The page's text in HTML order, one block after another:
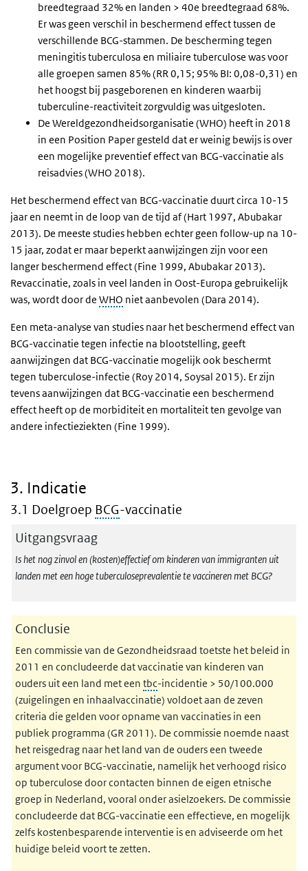
breedtegraad 32% en landen > 40e breedtegraad 68%.
Er was geen verschil in beschermend effect tussen de
verschillende BCG-stammen. De bescherming tegen
meningitis tuberculosa en miliaire tuberculose was voor
alle groepen samen 85% (RR 0,15; 95% BI: 0,08-0,31) en
het hoogst bij pasgeborenen en kinderen waarbij
tuberculine-reactiviteit zorgvuldig was uitgesloten.
De Wereldgezondheidsorganisatie (WHO) heeft in 2018
in een Position Paper gesteld dat er weinig bewijs is over
een mogelijke preventief effect van BCG-vaccinatie als
reisadvies (WHO 2018).
Het beschermend effect van BCG-vaccinatie duurt circa 10-15
jaar en neemt in de loop van de tijd af (Hart 1997, Abubakar
2013). De meeste studies hebben echter geen follow-up na 10-
15 jaar, zodat er maar beperkt aanwijzingen zijn voor een
langer beschermend effect (Fine 1999, Abubakar 2013).
Revaccinatie, zoals in veel landen in Oost-Europa gebruikelijk
was, wordt door de WHO niet aanbevolen (Dara 2014).
Een meta-analyse van studies naar het beschermend effect van
BCG-vaccinatie tegen infectie na blootstelling, geeft
aanwijzingen dat BCG-vaccinatie mogelijk ook beschermt
tegen tuberculose-infectie (Roy 2014, Soysal 2015). Er zijn
tevens aanwijzingen dat BCG-vaccinatie een beschermend
effect heeft op de morbiditeit en mortaliteit ten gevolge van
andere infectieziekten (Fine 1999).
3. Indicatie
3.1 Doelgroep BCG-vaccinatie
Uitgangsvraag
Is het nog zinvol en (kosten)effectief om kinderen van immigranten uit
landen met een hoge tuberculoseprevalentie te vaccineren met BCG?
Conclusie
Een commissie van de Gezondheidsraad toetste het beleid in
2011 en concludeerde dat vaccinatie van kinderen van
ouders uit een land met een tbc-incidentie > 50/100.000
(zuigelingen en inhaalvaccinatie) voldoet aan de zeven
criteria die gelden voor opname van vaccinaties in een
publiek programma (GR 2011). De commissie noemde naast
het reisgedrag naar het land van de ouders een tweede
argument voor BCG-vaccinatie, namelijk het verhoogd risico
op tuberculose door contacten binnen de eigen etnische
groep in Nederland, vooral onder asielzoekers. De commissie
concludeerde dat BCG-vaccinatie een effectieve, en mogelijk
zelfs kostenbesparende interventie is en adviseerde om het
huidige beleid voort te zetten.